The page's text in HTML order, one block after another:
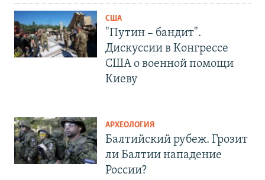
США
"Путин – бандит".
Дискуссии в Конгрессе
США о военной помощи
Киеву
АРХЕОЛОГИЯ
Балтийский рубеж. Грозит
ли Балтии нападение
России?